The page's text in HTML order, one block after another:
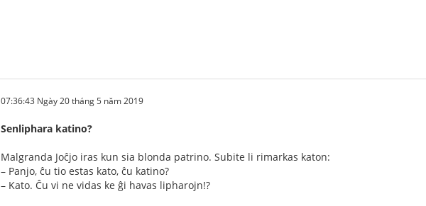
07:36:43 Ngày 20 tháng 5 năm 2019
Senliphara katino?
Malgranda Joĉjo iras kun sia blonda patrino. Subite li rimarkas katon:
– Panjo, ĉu tio estas kato, ĉu katino?
– Kato. Ĉu vi ne vidas ke ĝi havas lipharojn!?